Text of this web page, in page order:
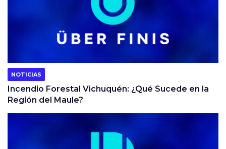
NOTICIAS
Incendio Forestal Vichuquén: ¿Qué Sucede en la
Región del Maule?